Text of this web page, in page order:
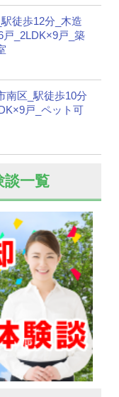
徒歩12分_木造
戸_2LDK×9戸_築
南区_駅徒歩10分
戸_ペット可
談一覧